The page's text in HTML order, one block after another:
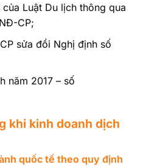
Luật Du lịch thông qua
CP;
sửa đổi Nghị định số
năm 2017 – số
khi kinh doanh dịch
quốc tế theo quy định